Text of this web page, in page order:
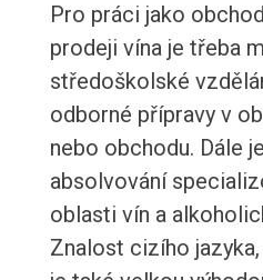
Pro práci jako
prodeji vína je třeba
středoškolské
odborné přípravy v
nebo obchodu. Dále
absolvování
oblasti vín a
Znalost cizího